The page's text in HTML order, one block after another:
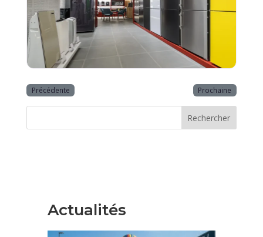
Précédente Prochaine
Rechercher
Actualités